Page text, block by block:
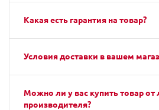
Какая есть гарантия на товар?
Условия доставки в вашем
Можно ли у вас купить товар от
производителя?